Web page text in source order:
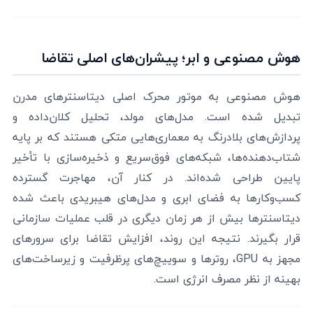
هوش مصنوعی و ابر؛ پیشران‌های اصلی تقاضا
هوش مصنوعی به موتور محرک اصلی دیتاسنترهای مدرن
تبدیل شده است. مدل‌های مولد، تحلیل کلان‌داده و
پردازش‌های بلادرنگ به معماری‌هایی متکی هستند که بر پایه
شتاب‌دهنده‌ها، شبکه‌های فوق‌سریع و ذخیره‌سازی با تأخیر
پایین طراحی شده‌اند. در کنار آن، مهاجرت گسترده
کسب‌وکارها به فضای ابری و مدل‌های هیبریدی باعث شده
دیتاسنترها بیش از هر زمان دیگری در قلب عملیات سازمانی
قرار بگیرند. نتیجه این روند، افزایش تقاضا برای سرورهای
مجهز به GPU، روترها و سوییچ‌های پرظرفیت و زیرساخت‌های
بهینه از نظر مصرف انرژی است.